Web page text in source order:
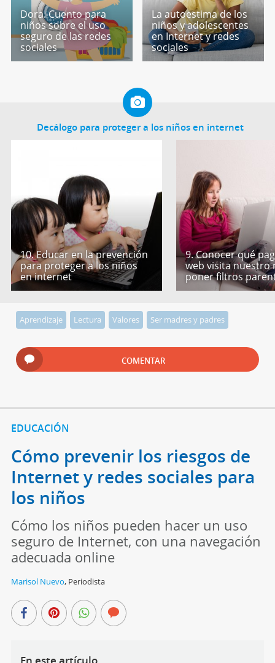
Dora. Cuento para
niños sobre el uso
seguro de las redes
sociales
La autoestima de los
niños y adolescentes
en Internet y redes
sociales
Decálogo para proteger a los niños en internet
10. Educar en la prevención
para proteger a los niños
en internet
9. Conocer qué
web visita nuestro
poner filtros
Aprendizaje Lectura Valores Ser madres y padres
COMENTAR
EDUCACIÓN
Cómo prevenir los riesgos de
Internet y redes sociales para
los niños
Cómo los niños pueden hacer un uso
seguro de Internet, con una navegación
adecuada online
Marisol Nuevo, Periodista
En este artículo